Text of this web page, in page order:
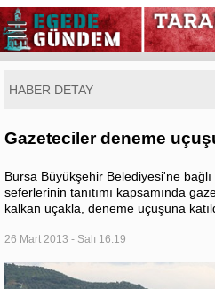
HABER DETAY
Gazeteciler deneme
Bursa Büyükşehir Belediyesi'ne bağlı
seferlerinin tanıtımı kapsamında
kalkan uçakla, deneme uçuşuna
26 Mart 2013 - Salı 16:19